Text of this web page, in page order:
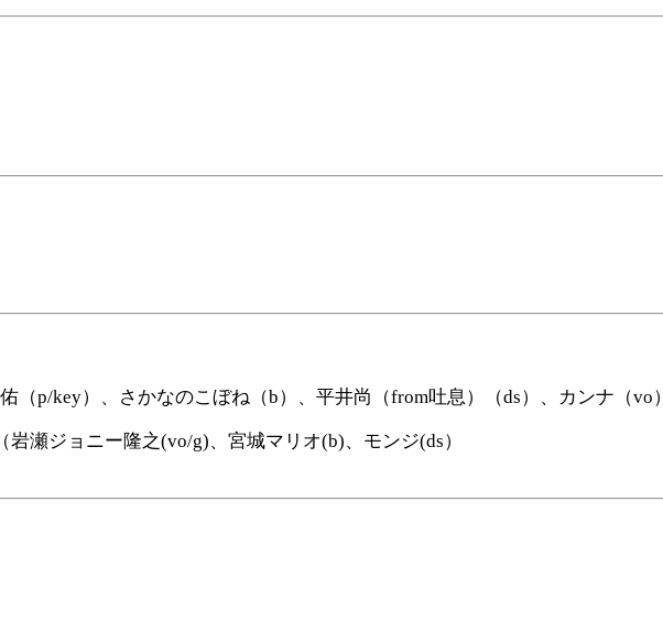
p/key）、さかなのこぼね（b）、平井尚（from吐息）（ds）、カンナ（vo）
ジョニー隆之(vo/g)、宮城マリオ(b)、モンジ(ds）